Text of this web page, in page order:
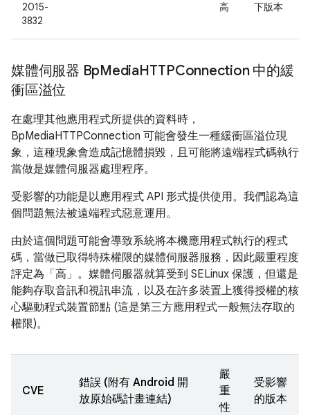
2015-
3832
高
下版本
媒體伺服器 BpMediaHTTPConnection 中的緩
衝區溢位
在處理其他應用程式所提供的資料時，
BpMediaHTTPConnection 可能會發生一種緩衝區溢位現
象，這種現象會造成記憶體損毀，且可能將遠端程式碼執行
當做是媒體伺服器處理程序。
受影響的功能是以應用程式 API 形式提供使用。我們認為這
個問題無法被遠端程式惡意運用。
由於這個問題可能會導致系統將本機應用程式執行的程式
碼，當做已取得特殊權限的媒體伺服器服務，因此嚴重程度
評定為「高」。媒體伺服器就算受到 SELinux 保護，但還是
能夠存取音訊和視訊串流，以及在許多裝置上獲得授權的核
心驅動程式裝置節點 (這是第三方應用程式一般無法存取的
權限)。
CVE
錯誤 (附有 Android 開
放原始碼計畫連結)
嚴
重
性
受影響
的版本